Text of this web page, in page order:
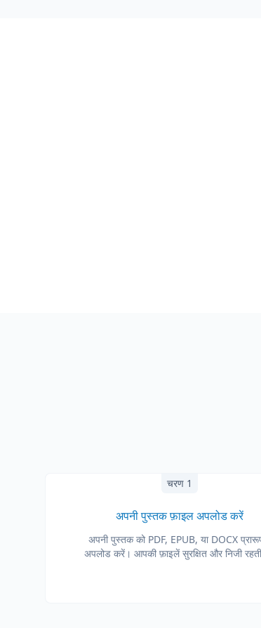
चरण 1
अपनी पुस्तक फ़ाइल अपलोड करें
अपनी पुस्तक को PDF, EPUB, या DOCX
अपलोड करें। आपकी फ़ाइलें सुरक्षित और निजी